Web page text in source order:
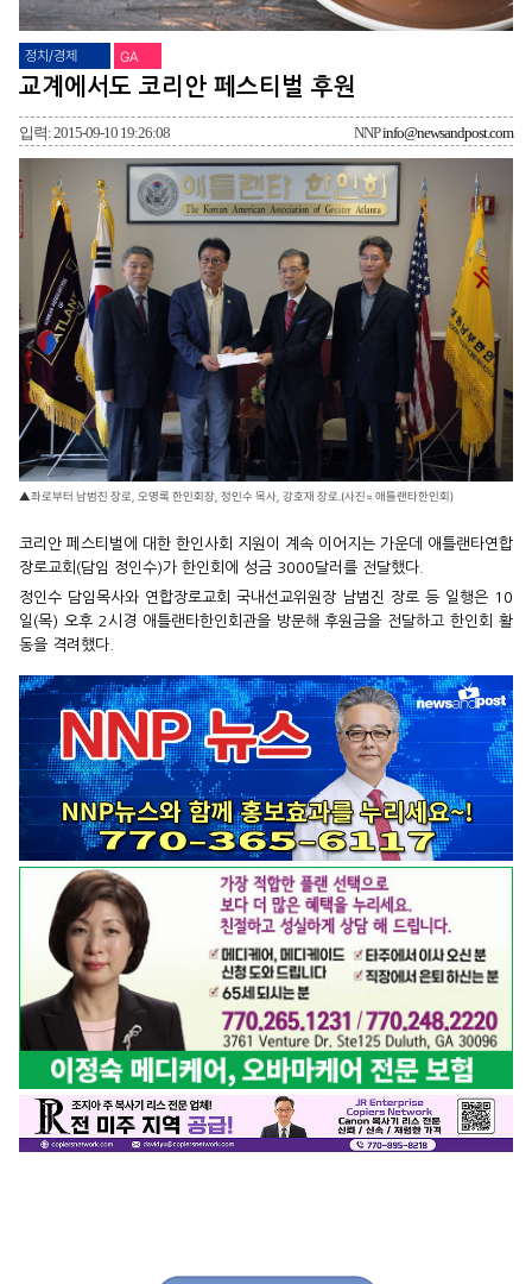
정치/경제 GA
교계에서도 코리안 페스티벌 후원
입력: 2015-09-10 19:26:08 NNPinfo@newsandpost.com
▲좌로부터 남범진 장로, 오영록 한인회장, 정인수 목사, 강호재 장로.(사진= 애틀랜타한인회)
코리안 페스티벌에 대한 한인사회 지원이 계속 이어지는 가운데 애틀랜타연합
장로교회(담임 정인수)가 한인회에 성금 3000달러를 전달했다.
정인수 담임목사와 연합장로교회 국내선교위원장 남범진 장로 등 일행은 10
일(목) 오후 2시경 애틀랜타한인회관을 방문해 후원금을 전달하고 한인회 활
동을 격려했다.